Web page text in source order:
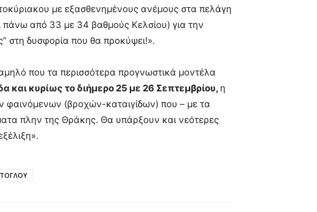
με εξασθενημένους ανέμους στα πελάγη
πάνω από 33 με 34 βαθμούς Κελσίου) για την
στη δυσφορία που θα προκύψει!».
που τα περισσότερα προγνωστικά μοντέλα
και κυρίως το διήμερο 25 με 26 Σεπτεμβρίου, η
φαινόμενων (βροχών-καταιγίδων) που – με τα
πλην της Θράκης. Θα υπάρξουν και νεότερες